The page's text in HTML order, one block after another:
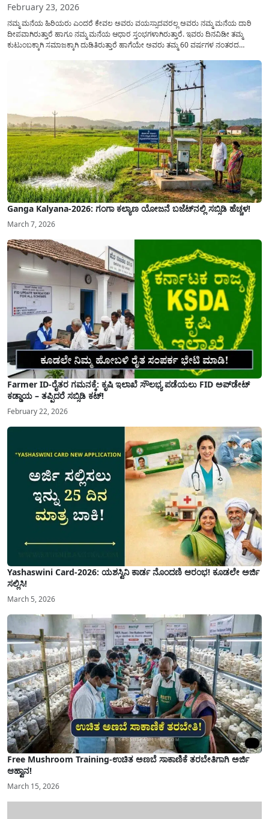
February 23, 2026
ನಮ್ಮ ಮನೆಯ ಹಿರಿಯರು ಎಂದರೆ ಕೇವಲ ಅವರು ವಯಸ್ಸಾದವರಲ್ಲ ಅವರು ನಮ್ಮ ಮನೆಯ ದಾರಿ
ದೀಪವಾಗಿರುತ್ತಾರೆ ಹಾಗೂ ನಮ್ಮ ಮನೆಯ ಆಧಾರ ಸ್ತಂಭಗಳಾಗಿರುತ್ತಾರೆ. ಇವರು ದಿನವಿಡೀ ತಮ್ಮ
ಕುಟುಂಬಕ್ಕಾಗಿ ಸಮಾಜಕ್ಕಾಗಿ ದುಡಿತಿರುತ್ತಾರೆ ಹಾಗೆಯೇ ಅವರು ತಮ್ಮ 60 ವರ್ಷಗಳ ನಂತರದ
Ganga Kalyana-2026: ಗಂಗಾ ಕಲ್ಯಾಣ ಯೋಜನೆ ಬಜೆಟ್‌ನಲ್ಲಿ ಸಬ್ಸಿಡಿ ಹೆಚ್ಚಳ!
March 7, 2026
Farmer ID-ರೈತರ ಗಮನಕ್ಕೆ: ಕೃಷಿ ಇಲಾಖೆ ಸೌಲಭ್ಯ ಪಡೆಯಲು FID ಅಪ್‌ಡೇಟ್
ಕಡ್ಡಾಯ – ತಪ್ಪಿದರೆ ಸಬ್ಸಿಡಿ ಕಟ್!
February 22, 2026
Yashaswini Card-2026: ಯಶಸ್ವಿನಿ ಕಾರ್ಡ ನೊಂದಣಿ ಆರಂಭ! ಕೂಡಲೇ ಅರ್ಜಿ
ಸಲ್ಲಿಸಿ!
March 5, 2026
Free Mushroom Training-ಉಚಿತ ಅಣಬೆ ಸಾಕಾಣಿಕೆ ತರಬೇತಿಗಾಗಿ ಅರ್ಜಿ
ಆಹ್ವಾನ!
March 15, 2026